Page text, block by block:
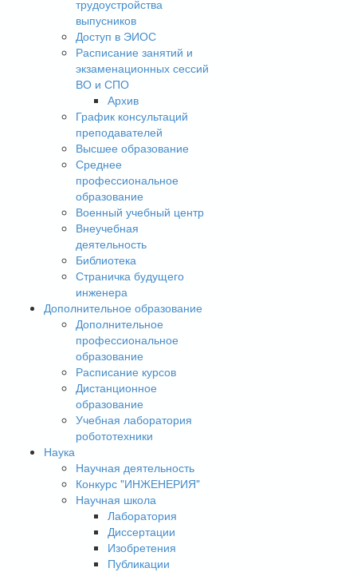
трудоустройства
выпусников
Доступ в ЭИОС
Расписание занятий и
экзаменационных сессий
ВО и СПО
Архив
График консультаций
преподавателей
Высшее образование
Среднее
профессиональное
образование
Военный учебный центр
Внеучебная
деятельность
Библиотека
Страничка будущего
инженера
Дополнительное образование
Дополнительное
профессиональное
образование
Расписание курсов
Дистанционное
образование
Учебная лаборатория
робототехники
Наука
Научная деятельность
Конкурс "ИНЖЕНЕРИЯ"
Научная школа
Лаборатория
Диссертации
Изобретения
Публикации